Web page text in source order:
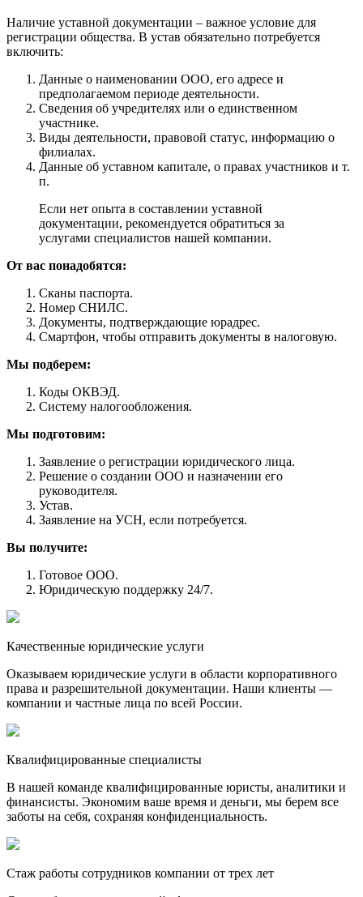
Наличие уставной документации – важное условие для
регистрации общества. В устав обязательно потребуется
включить:
Данные о наименовании ООО, его адресе и
предполагаемом периоде деятельности.
Сведения об учредителях или о единственном
участнике.
Виды деятельности, правовой статус, информацию о
филиалах.
Данные об уставном капитале, о правах участников и т.
п.
Если нет опыта в составлении уставной
документации, рекомендуется обратиться за
услугами специалистов нашей компании.
От вас понадобятся:
Сканы паспорта.
Номер СНИЛС.
Документы, подтверждающие юрадрес.
Смартфон, чтобы отправить документы в налоговую.
Мы подберем:
Коды ОКВЭД.
Систему налогообложения.
Мы подготовим:
Заявление о регистрации юридического лица.
Решение о создании ООО и назначении его
руководителя.
Устав.
Заявление на УСН, если потребуется.
Вы получите:
Готовое ООО.
Юридическую поддержку 24/7.
Качественные юридические услуги
Оказываем юридические услуги в области корпоративного
права и разрешительной документации. Наши клиенты —
компании и частные лица по всей России.
Квалифицированные специалисты
В нашей команде квалифицированные юристы, аналитики и
финансисты. Экономим ваше время и деньги, мы берем все
заботы на себя, сохраняя конфиденциальность.
Стаж работы сотрудников компании от трех лет